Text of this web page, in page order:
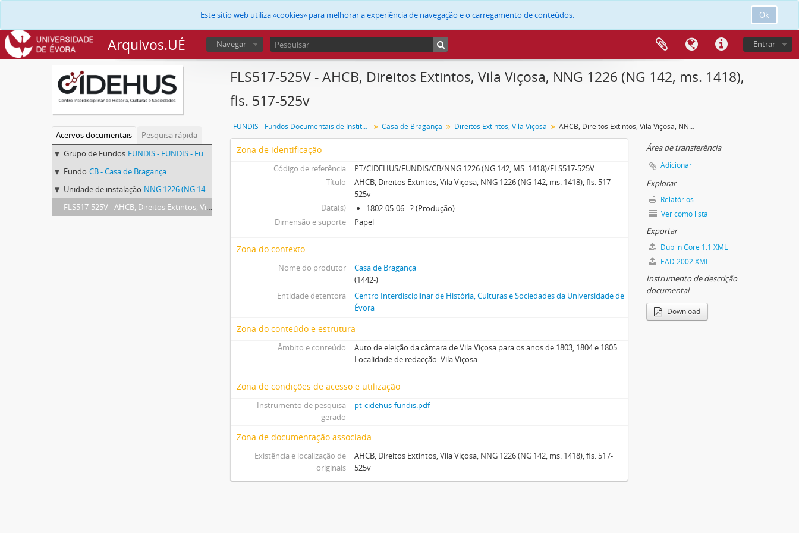
Ok
Este sítio web utiliza «cookies» para melhorar a experiência de navegação e o carregamento de conteúdos.
Arquivos.UÉ Entrar
Navegar
Acervos documentais
Pesquisa rápida
Grupo de Fundos FUNDIS - FUNDIS - Fundos Documentais de Instituições do Sul
Fundo CB - Casa de Bragança
Unidade de instalação NNG 1226 (NG 142, MS. 1418) - Direitos Extintos, Vila Viçosa
FLS517-525V - AHCB, Direitos Extintos, Vila Viçosa, NNG 1226 (NG 142, ms. 1418), fls. 517-525v
FLS517-525V - AHCB, Direitos Extintos, Vila Viçosa, NNG 1226 (NG 142, ms. 1418),
fls. 517-525v
FUNDIS - Fundos Documentais de Instituições do Sul Casa de Bragança Direitos Extintos, Vila Viçosa AHCB, Direitos Extintos, Vila Viçosa, NNG 1226 (NG 142, ms. 1418), fls. 517-525v
Zona de identificação
Código de referência
PT/CIDEHUS/FUNDIS/CB/NNG 1226 (NG 142, MS. 1418)/FLS517-525V
Título
AHCB, Direitos Extintos, Vila Viçosa, NNG 1226 (NG 142, ms. 1418), fls. 517-
525v
Data(s)
1802-05-06 - ? (Produção)
Dimensão e suporte
Papel
Zona do contexto
Nome do produtor
Casa de Bragança
(1442-)
Entidade detentora
Centro Interdisciplinar de História, Culturas e Sociedades da Universidade de
Évora
Zona do conteúdo e estrutura
Âmbito e conteúdo
Auto de eleição da câmara de Vila Viçosa para os anos de 1803, 1804 e 1805.
Localidade de redacção: Vila Viçosa
Zona de condições de acesso e utilização
Instrumento de pesquisa
gerado
pt-cidehus-fundis.pdf
Zona de documentação associada
Existência e localização de
originais
AHCB, Direitos Extintos, Vila Viçosa, NNG 1226 (NG 142, ms. 1418), fls. 517-
525v
Área de transferência
Adicionar
Explorar
Relatórios
Ver como lista
Exportar
Dublin Core 1.1 XML
EAD 2002 XML
Instrumento de descrição
documental
Download